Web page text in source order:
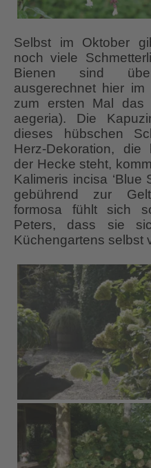
Selbst im Oktober
noch viele
Bienen sind
ausgerechnet hier
zum ersten Mal das
aegeria). Die
dieses hübschen
Herz-Dekoration,
der Hecke steht,
Kalimeris incisa ‘Blue
gebührend zur
formosa fühlt sich
Peters, dass sie
Küchengartens selbst